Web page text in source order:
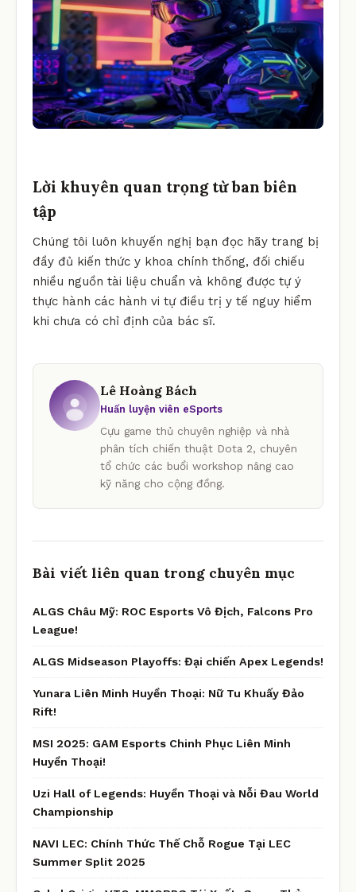
Lời khuyên quan trọng từ ban biên
tập
Chúng tôi luôn khuyến nghị bạn đọc hãy trang bị
đầy đủ kiến thức y khoa chính thống, đối chiếu
nhiều nguồn tài liệu chuẩn và không được tự ý
thực hành các hành vi tự điều trị y tế nguy hiểm
khi chưa có chỉ định của bác sĩ.
Lê Hoàng Bách
Huấn luyện viên eSports
Cựu game thủ chuyên nghiệp và nhà
phân tích chiến thuật Dota 2, chuyên
tổ chức các buổi workshop nâng cao
kỹ năng cho cộng đồng.
Bài viết liên quan trong chuyên mục
ALGS Châu Mỹ: ROC Esports Vô Địch, Falcons Pro
League!
ALGS Midseason Playoffs: Đại chiến Apex Legends!
Yunara Liên Minh Huyền Thoại: Nữ Tu Khuấy Đảo
Rift!
MSI 2025: GAM Esports Chinh Phục Liên Minh
Huyền Thoại!
Uzi Hall of Legends: Huyền Thoại và Nỗi Đau World
Championship
NAVI LEC: Chính Thức Thế Chỗ Rogue Tại LEC
Summer Split 2025